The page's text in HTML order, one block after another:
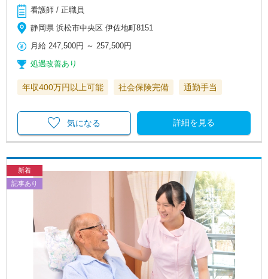
看護師 / 正職員
静岡県 浜松市中央区 伊佐地町8151
月給 247,500円 ～257,500円
処遇改善あり
年収400万円以上可能 社会保険完備 通勤手当
詳細を見る
気になる
新着
記事あり